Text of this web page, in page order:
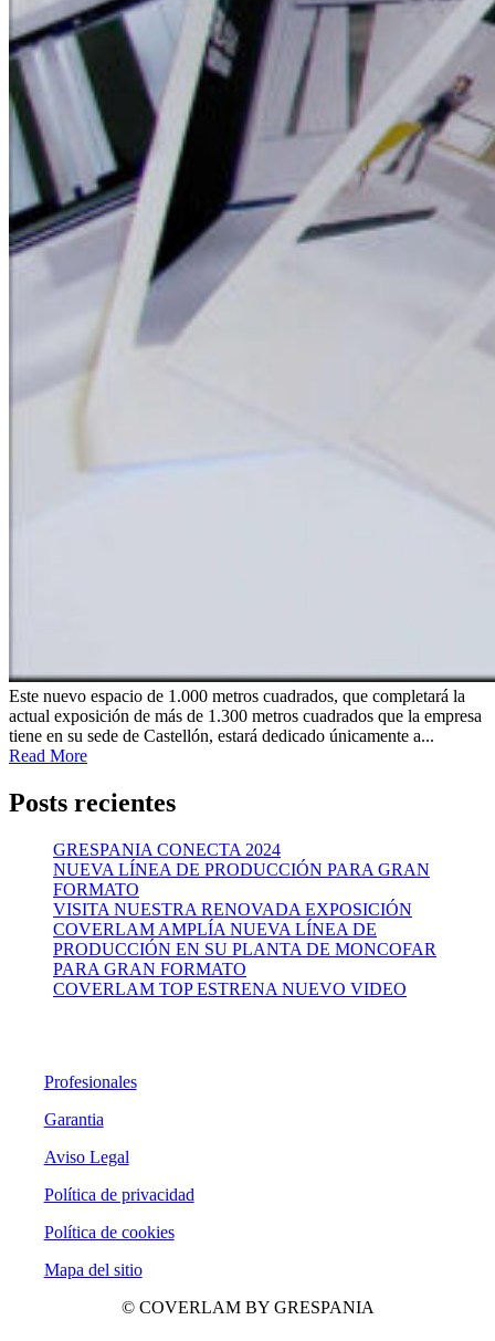
Este nuevo espacio de 1.000 metros cuadrados, que completará la
actual exposición de más de 1.300 metros cuadrados que la empresa
tiene en su sede de Castellón, estará dedicado únicamente a...
Read More
Posts recientes
GRESPANIA CONECTA 2024
NUEVA LÍNEA DE PRODUCCIÓN PARA GRAN
FORMATO
VISITA NUESTRA RENOVADA EXPOSICIÓN
COVERLAM AMPLÍA NUEVA LÍNEA DE
PRODUCCIÓN EN SU PLANTA DE MONCOFAR
PARA GRAN FORMATO
COVERLAM TOP ESTRENA NUEVO VIDEO
Profesionales
Garantia
Aviso Legal
Política de privacidad
Política de cookies
Mapa del sitio
© COVERLAM BY GRESPANIA